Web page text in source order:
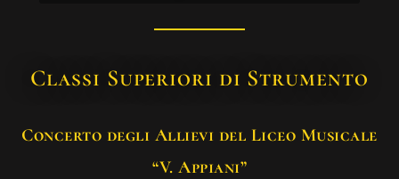
Classi Superiori di Strumento
Concerto degli Allievi del Liceo Musicale
“V. Appiani”